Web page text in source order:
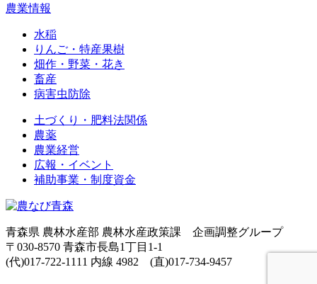
農業情報
水稲
りんご・特産果樹
畑作・野菜・花き
畜産
病害虫防除
土づくり・肥料法関係
農薬
農業経営
広報・イベント
補助事業・制度資金
青森県 農林水産部 農林水産政策課 企画調整グループ
〒030-8570 青森市長島1丁目1-1
(代)017-722-1111 内線 4982 (直)017-734-9457